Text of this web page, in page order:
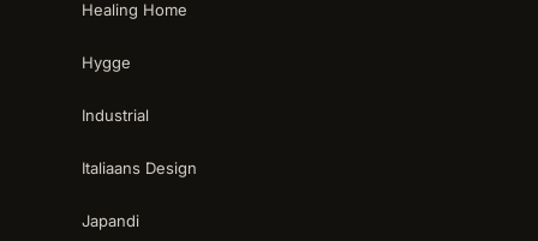
Healing Home
Hygge
Industrial
Italiaans Design
Japandi